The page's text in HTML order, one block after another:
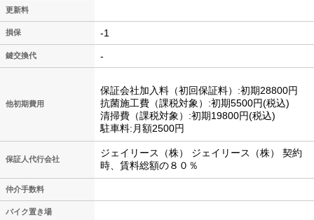
更新料
損保 -1
鍵交換代 -
他初期費用
保証会社加入料（初回保証料）:初期28800円
抗菌施工費（課税対象）:初期5500円(税込)
清掃費（課税対象）:初期19800円(税込)
駐車料:月額2500円
保証人代行会社
ジェイリース（株） ジェイリース（株） 契約
時、賃料総額の８０％
仲介手数料
バイク置き場